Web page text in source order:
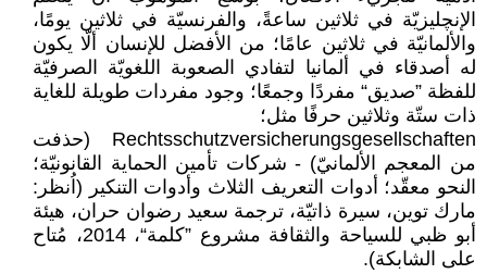
الإنچليزيّة في ثلاثين ساعةً، والفرنسيّة في ثلاثين يومًا،
والألمانيّة في ثلاثين عامًا؛ من الأفضل للإنسان ألّا يكون
له أصدقاء في ألمانيا لتفادي الصعوبة اللغويّة الصرفيّة
للفظة ”صديق“ مفردًا وجمعًا؛ وجود مفردات طويلة للغاية
ذات ستّة وثلاثين حرفًا مثل؛
Rechtsschutzversicherungsgesellschaften (حذفت
من المعجم الألمانيّ) - شركات تأمين الحماية القانونيّة؛
النحو معقّد؛ أدوات التعريف الثلاث وأدوات التنكير (اُنظر:
مارك توين، سيرة ذاتيّة، ترجمة سعيد رضوان حران، هيئة
أبو ظبي للسياحة والثقافة مشروع ”كلمة“، 2014، مُتاح
على الشابكة).